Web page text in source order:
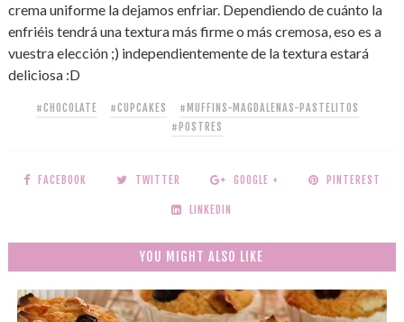
crema uniforme la dejamos enfriar. Dependiendo de cuánto la
enfriéis tendrá una textura más firme o más cremosa, eso es a
vuestra elección ;) independientemente de la textura estará
deliciosa :D
#CHOCOLATE #CUPCAKES
#MUFFINS-MAGDALENAS-PASTELITOS
#POSTRES
FACEBOOK TWITTER GOOGLE + PINTEREST
LINKEDIN
YOU MIGHT ALSO LIKE